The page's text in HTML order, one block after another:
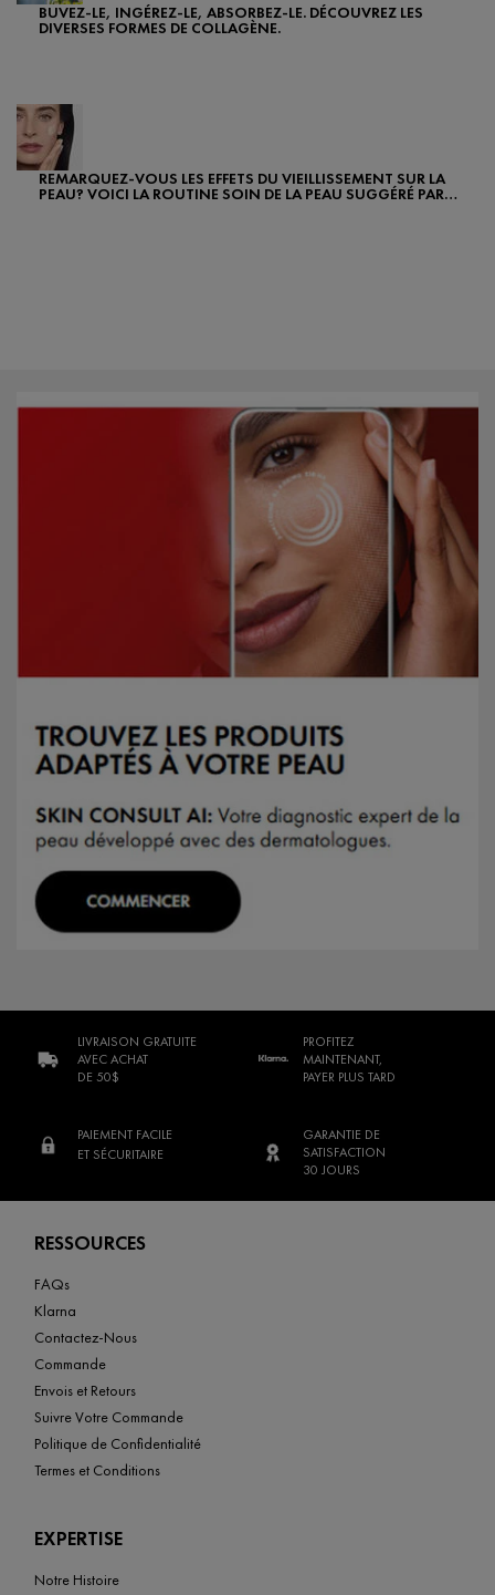
BUVEZ-LE, INGÉREZ-LE, ABSORBEZ-LE. DÉCOUVREZ LES
DIVERSES FORMES DE COLLAGÈNE.
REMARQUEZ-VOUS LES EFFETS DU VIEILLISSEMENT SUR LA
PEAU? VOICI LA ROUTINE SOIN DE LA PEAU SUGGÉRÉ PAR
LIVRAISON GRATUITE
AVEC ACHAT
DE 50$
PROFITEZ
MAINTENANT,
PAYER PLUS TARD
PAIEMENT FACILE
ET SÉCURITAIRE
GARANTIE DE
SATISFACTION
30 JOURS
RESSOURCES
FAQs
Klarna
Contactez-Nous
Commande
Envois et Retours
Suivre Votre Commande
Politique de Confidentialité
Termes et Conditions
EXPERTISE
Notre Histoire